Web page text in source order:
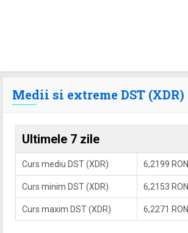
Medii si extreme DST (XDR)
Ultimele 7 zile
Curs mediu DST (XDR) 6,2199 RON
Curs minim DST (XDR) 6,2153 RON
Curs maxim DST (XDR) 6,2271 RON